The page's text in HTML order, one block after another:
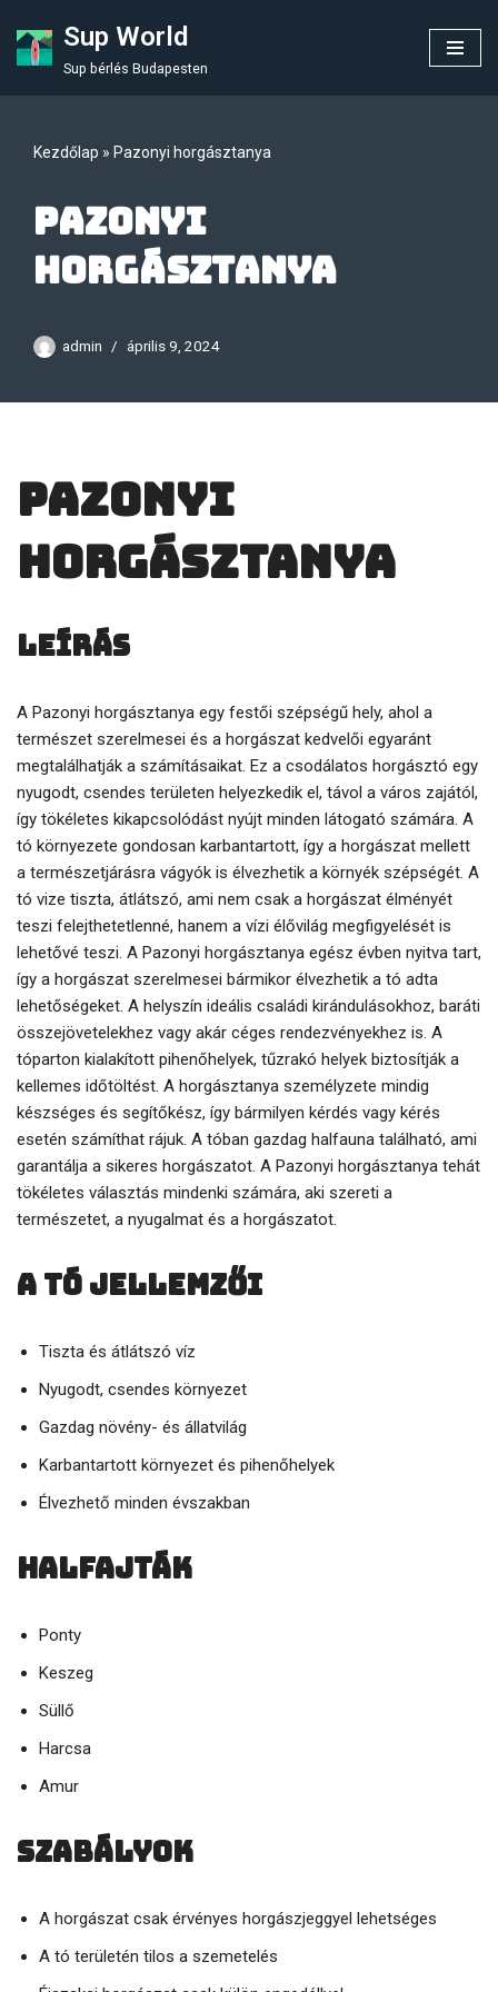
Skip
Sup World
Sup bérlés Budapesten
Kezdőlap » Pazonyi horgásztanya
Pazonyi
horgásztanya
admin április 9, 2024
Pazonyi
horgásztanya
Leírás
A Pazonyi horgásztanya egy festői szépségű hely, ahol a
természet szerelmesei és a horgászat kedvelői egyaránt
megtalálhatják a számításaikat. Ez a csodálatos horgásztó egy
nyugodt, csendes területen helyezkedik el, távol a város zajától,
így tökéletes kikapcsolódást nyújt minden látogató számára. A
tó környezete gondosan karbantartott, így a horgászat mellett
a természetjárásra vágyók is élvezhetik a környék szépségét. A
tó vize tiszta, átlátszó, ami nem csak a horgászat élményét
teszi felejthetetlenné, hanem a vízi élővilág megfigyelését is
lehetővé teszi. A Pazonyi horgásztanya egész évben nyitva tart,
így a horgászat szerelmesei bármikor élvezhetik a tó adta
lehetőségeket. A helyszín ideális családi kirándulásokhoz, baráti
összejövetelekhez vagy akár céges rendezvényekhez is. A
tóparton kialakított pihenőhelyek, tűzrakó helyek biztosítják a
kellemes időtöltést. A horgásztanya személyzete mindig
készséges és segítőkész, így bármilyen kérdés vagy kérés
esetén számíthat rájuk. A tóban gazdag halfauna található, ami
garantálja a sikeres horgászatot. A Pazonyi horgásztanya tehát
tökéletes választás mindenki számára, aki szereti a
természetet, a nyugalmat és a horgászatot.
A tó jellemzői
Tiszta és átlátszó víz
Nyugodt, csendes környezet
Gazdag növény- és állatvilág
Karbantartott környezet és pihenőhelyek
Élvezhető minden évszakban
Halfajták
Ponty
Keszeg
Süllő
Harcsa
Amur
Szabályok
A horgászat csak érvényes horgászjeggyel lehetséges
A tó területén tilos a szemetelés